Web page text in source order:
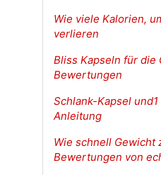
Wie viele Kalorien,
verlieren
Bliss Kapseln für die
Bewertungen
Schlank-Kapsel
Anleitung
Wie schnell Gewicht
Bewertungen von